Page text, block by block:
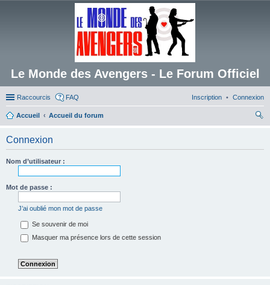
Le Monde des Avengers - Le Forum Officiel
Raccourcis FAQ Connexion
Inscription
Accueil
Accueil du forum
Connexion
Nom d’utilisateur :
Mot de passe :
J’ai oublié mon mot de passe
Se souvenir de moi
Masquer ma présence lors de cette session